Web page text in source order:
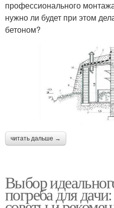
профессионального
нужно ли будет при этом
бетоном?
читать дальше →
Выбор
погреба для